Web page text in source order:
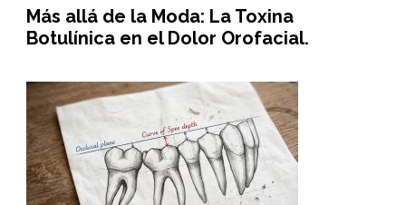
Más allá de la Moda: La Toxina
Botulínica en el Dolor Orofacial.